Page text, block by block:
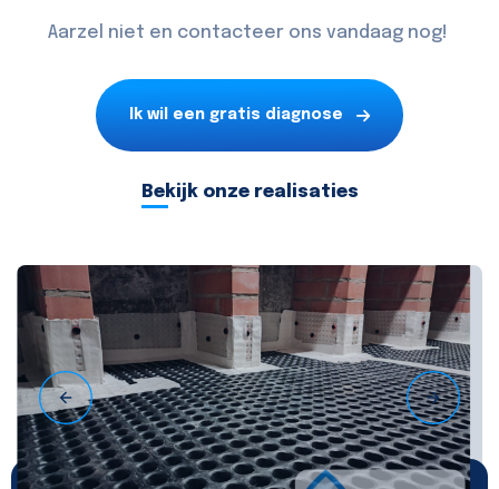
Aarzel niet en contacteerons vandaag nog!
Ik wil een gratis diagnose
Bekijk onze realisaties